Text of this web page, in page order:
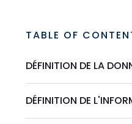
TABLE OF
DÉFINITION DE LA
DÉFINITION DE